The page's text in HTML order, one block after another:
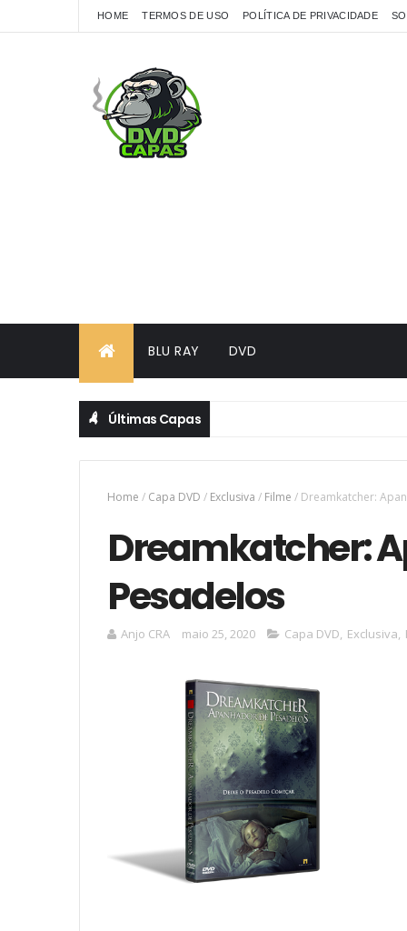
HOME TERMOS DE USO POLÍTICA DE PRIVACIDADE
BLU RAY DVD
Últimas Capas
Home / Capa DVD / Exclusiva / Filme / Dreamkatcher:
Dreamkatcher:
Pesadelos
Anjo CRA maio 25, 2020 Capa DVD, Exclusiva,